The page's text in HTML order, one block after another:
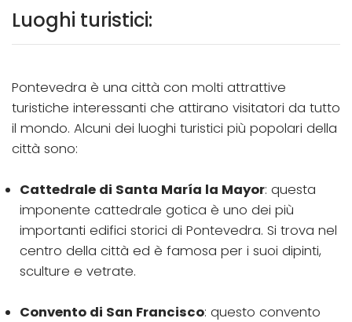
Luoghi turistici:
Pontevedra è una città con molti attrattive
turistiche interessanti che attirano visitatori da tutto
il mondo. Alcuni dei luoghi turistici più popolari della
città sono:
Cattedrale di Santa María la Mayor: questa
imponente cattedrale gotica è uno dei più
importanti edifici storici di Pontevedra. Si trova nel
centro della città ed è famosa per i suoi dipinti,
sculture e vetrate.
Convento di San Francisco: questo convento